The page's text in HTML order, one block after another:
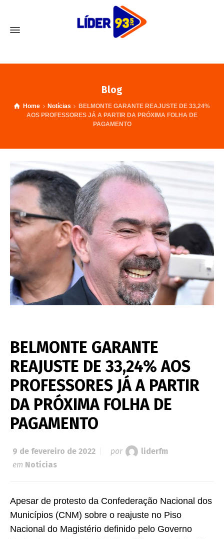
Blog
Home Notícias
BELMONTE GARANTE REAJUSTE DE 33,24%
AOS PROFESSORES JÁ A PARTIR DA PRÓXIMA FOLHA DE
PAGAMENTO
BELMONTE GARANTE
REAJUSTE DE 33,24% AOS
PROFESSORES JÁ A PARTIR
DA PRÓXIMA FOLHA DE
PAGAMENTO
9 de fevereiro de 2022 por
liderfm
em Notícias
Apesar de protesto da Confederação Nacional dos
Municípios (CNM) sobre o reajuste no Piso
Nacional do Magistério definido pelo Governo